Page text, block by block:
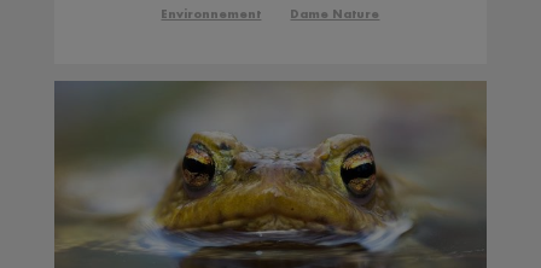
Environnement Dame Nature